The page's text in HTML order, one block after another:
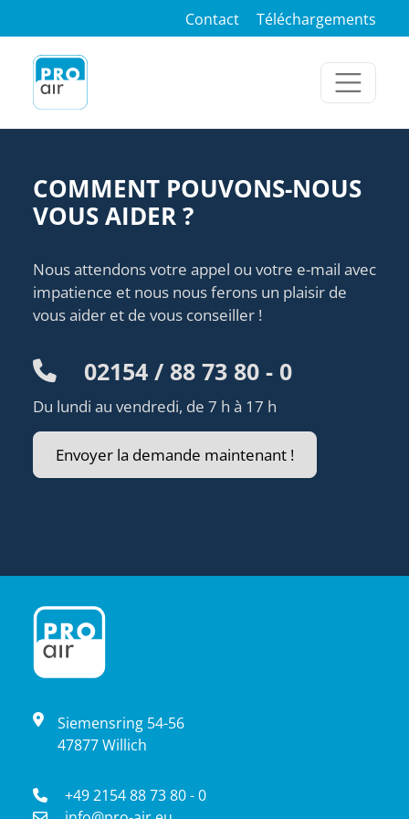
Contact Téléchargements
COMMENT POUVONS-NOUS
VOUS AIDER ?
Nous attendons votre appel ou votre e-mail avec
impatience et nous nous ferons un plaisir de
vous aider et de vous conseiller !
02154 / 88 73 80 - 0
Du lundi au vendredi, de 7 h à 17 h
Envoyer la demande maintenant !
Siemensring 54-56
47877 Willich
+49 2154 88 73 80 - 0